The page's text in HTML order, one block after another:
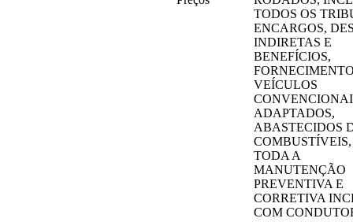
TODOS OS
ENCARGOS,
INDIRETAS E
BENEFÍCIOS,
VEÍCULOS
ADAPTADOS,
ABASTECIDOS
TODA A
MANUTENÇÃO
PREVENTIVA E
CORRETIVA
COM